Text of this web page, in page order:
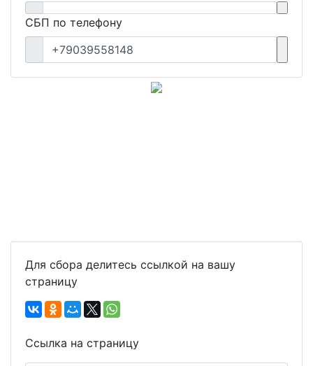
СБП по телефону
+79039558148
Для сбора делитесь ссылкой на вашу
страницу
Ссылка на страницу